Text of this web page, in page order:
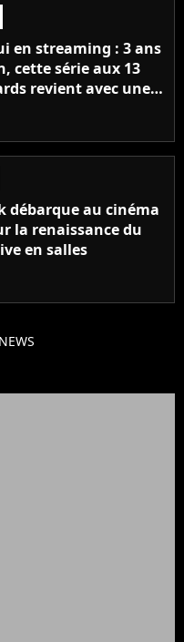
en streaming : 3 ans
cette série aux 13
revient avec une
différente
débarque au cinéma
la renaissance du
en salles